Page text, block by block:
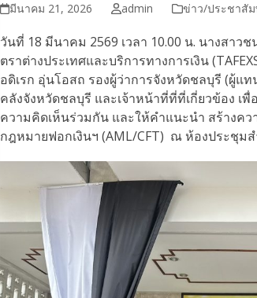
มีนาคม 21, 2026 admin ข่าว/ประชาสั
วันที่ 18 มีนาคม 2569 เวลา 10.00 น. นางสา
ตราต่างประเทศและบริการทางการเงิน
อดิเรก อุ่นโอสถ รองผู้ว่าการจังหวัดชลบุรี (ผู้
คลังจังหวัดชลบุรี และเจ้าหน้าที่ที่ที่เกี่ยวข้อง
ความคิดเห็นร่วมกัน และให้คำแนะนำ สร้างค
กฎหมายฟอกเงินฯ (AML/CFT) ณ ห้องประชุม